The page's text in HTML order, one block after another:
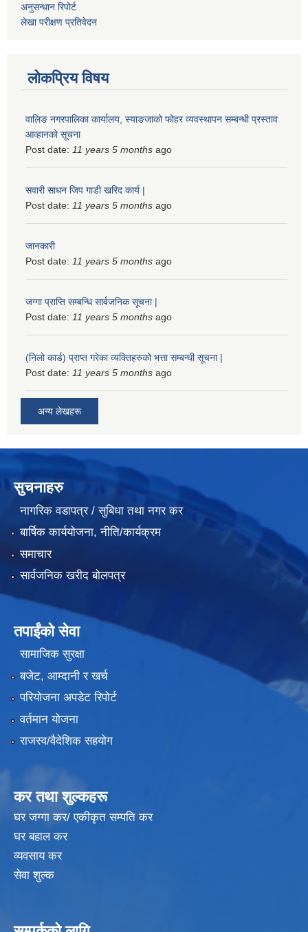
अनुसन्धान रिपोर्ट
लेखा परीक्षण प्रतिवेदन
लोकप्रिय विषय
वालिङ नगरपालिका कार्यालय, स्याङजाको फोहर व्यवस्थापन सम्बन्धी प्रस्ताव
आव्हानको सूचना
Post date: 11 years 5 months ago
सवारी साधन जिप गाडी खरिद कार्य |
Post date: 11 years 5 months ago
जानकारी
Post date: 11 years 5 months ago
जग्गा प्राप्ति सम्बन्धि सार्वजनिक सूचना |
Post date: 11 years 5 months ago
(निलो कार्ड) प्राप्त गरेका व्यक्तिहरुको भत्ता सम्बन्धी सूचना |
Post date: 11 years 5 months ago
अन्य लेखहरू
सुचनाहरु
नागरिक वडापत्र / सुबिधा तथा नगर कर
बार्षिक कार्ययोजना, नीति/कार्यक्रम
समाचार
सार्वजनिक खरीद बोलपत्र
तपाईंको सेवा
सामाजिक सुरक्षा
बजेट, आम्दानी र खर्च
परियोजना अपडेट रिपोर्ट
वर्तमान योजना
राजस्व/वैदेशिक सहयोग
कर तथा शुल्कहरू
घर जग्गा कर/ एकीकृत सम्पति कर
घर बहाल कर
व्यवसाय कर
सेवा शुल्क